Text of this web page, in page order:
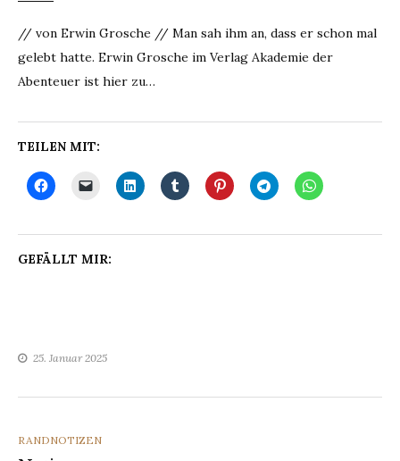
// von Erwin Grosche // Man sah ihm an, dass er schon mal
gelebt hatte. Erwin Grosche im Verlag Akademie der
Abenteuer ist hier zu…
TEILEN MIT:
GEFÄLLT MIR:
25. Januar 2025
CATEGORIES
RANDNOTIZEN